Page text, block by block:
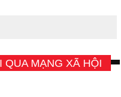
QUA MẠNG XÃ HỘI